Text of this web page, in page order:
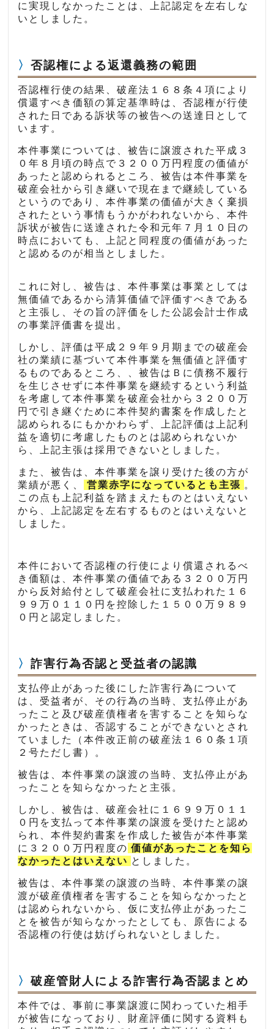
に実現しなかったことは、上記認定を左右しな
いとしました。
否認権による返還義務の範囲
否認権行使の結果、破産法１６８条４項により
償還すべき価額の算定基準時は、否認権が行使
された日である訴状等の被告への送達日として
います。
本件事業については、被告に譲渡された平成３
０年８月頃の時点で３２００万円程度の価値が
あったと認められるところ、被告は本件事業を
破産会社から引き継いで現在まで継続している
というのであり、本件事業の価値が大きく棄損
されたという事情もうかがわれないから、本件
訴状が被告に送達された令和元年７月１０日の
時点においても、上記と同程度の価値があった
と認めるのが相当としました。
これに対し、被告は、本件事業は事業としては
無価値であるから清算価値で評価すべきである
と主張し、その旨の評価をした公認会計士作成
の事業評価書を提出。
しかし、評価は平成２９年９月期までの破産会
社の業績に基づいて本件事業を無価値と評価す
るものであるところ、、被告はＢに債務不履行
を生じさせずに本件事業を継続するという利益
を考慮して本件事業を破産会社から３２００万
円で引き継ぐために本件契約書案を作成したと
認められるにもかかわらず、上記評価は上記利
益を適切に考慮したものとは認められないか
ら、上記主張は採用できないとしました。
また、被告は、本件事業を譲り受けた後の方が
業績が悪く、
営業赤字になっているとも主張 。
この点も上記利益を踏まえたものとはいえない
から、上記認定を左右するものとはいえないと
しました。
本件において否認権の行使により償還されるべ
き価額は、本件事業の価値である３２００万円
から反対給付として破産会社に支払われた１６
９９万０１１０円を控除した１５００万９８９
０円と認定しました。
詐害行為否認と受益者の認識
支払停止があった後にした詐害行為について
は、受益者が、その行為の当時、支払停止があ
ったこと及び破産債権者を害することを知らな
かったときは、否認することができないとされ
ていました（本件改正前の破産法１６０条１項
２号ただし書）。
被告は、本件事業の譲渡の当時、支払停止があ
ったことを知らなかったと主張。
しかし、被告は、破産会社に１６９９万０１１
０円を支払って本件事業の譲渡を受けたと認め
られ、本件契約書案を作成した被告が本件事業
に３２００万円程度の 価値があったことを知ら
なかったとはいえない としました。
被告は、本件事業の譲渡の当時、本件事業の譲
渡が破産債権者を害することを知らなかったと
は認められないから、仮に支払停止があったこ
とを被告が知らなかったとしても、原告による
否認権の行使は妨げられないとしました。
破産管財人による詐害行為否認まとめ
本件では、事前に事業譲渡に関わっていた相手
が被告になっており、財産評価に関する資料も